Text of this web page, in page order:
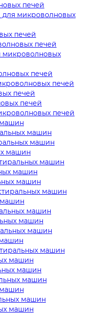
печей
для микроволновых
печей
печей
микроволновых
печей
печей
печей
печей
печей
машин
машин
машин
машин
машин
машин
машин
машин
машин
машин
машин
машин
машин
машин
машин
машин
машин
машин